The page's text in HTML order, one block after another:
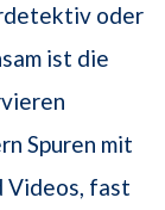
oder
ist die
Spuren mit
Videos, fast